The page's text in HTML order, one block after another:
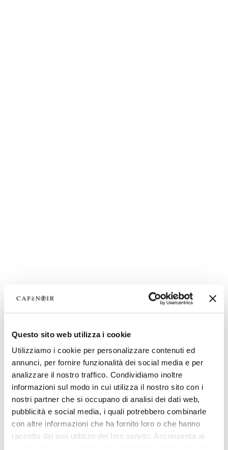
Questo sito web utilizza i cookie
Utilizziamo i cookie per personalizzare contenuti ed
annunci, per fornire funzionalità dei social media e per
analizzare il nostro traffico. Condividiamo inoltre
informazioni sul modo in cui utilizza il nostro sito con i
nostri partner che si occupano di analisi dei dati web,
pubblicità e social media, i quali potrebbero combinarle
con altre informazioni che ha fornito loro o che hanno
raccolto dal suo utilizzo dei loro servizi. Acconsenta ai